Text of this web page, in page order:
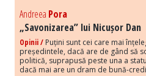
Andreea Pora
„Savonizarea” lui Nicușor Dan
Opinii / Puțini sunt cei care mai
președintele, dacă are de gând să
politică, suprapusă peste una a
dacă mai are un dram de bună-